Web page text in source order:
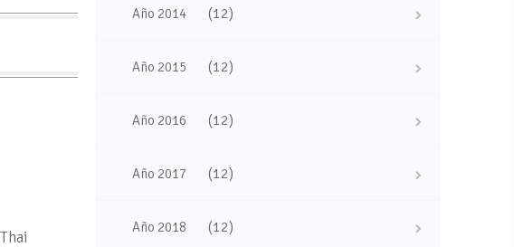
Año 2014 (12)
Año 2015 (12)
Año 2016 (12)
Año 2017 (12)
Año 2018 (12)